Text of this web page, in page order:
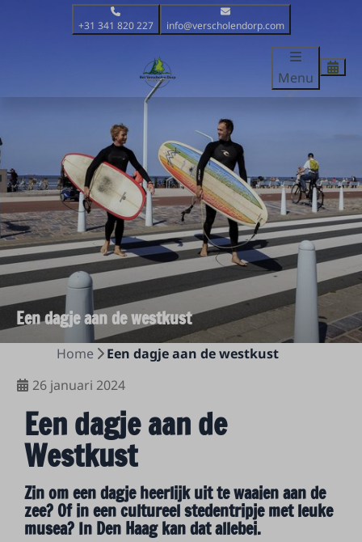
+31 341 820 227 info@verscholendorp.com
Menu
Een dagje aan de westkust
Home
Een dagje aan de westkust
26 januari 2024
Een dagje aan de
Westkust
Zin om een dagje heerlijk uit te waaien aan de
zee? Of in een cultureel stedentripje met leuke
musea? In Den Haag kan dat allebei.